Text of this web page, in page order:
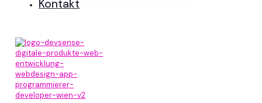
Kontakt